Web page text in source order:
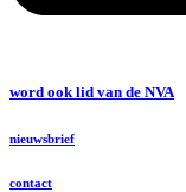
word ook lid van de NVA
nieuwsbrief
contact